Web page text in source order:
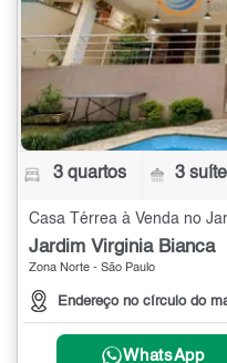
3 quartos 3
Jardim Virginia Bianca
Zona Norte - São Paulo
Endereço no círculo do
WhatsApp